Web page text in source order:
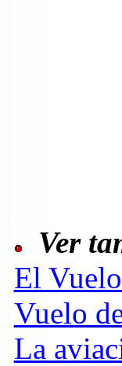
Ver
El
Vuelo
La